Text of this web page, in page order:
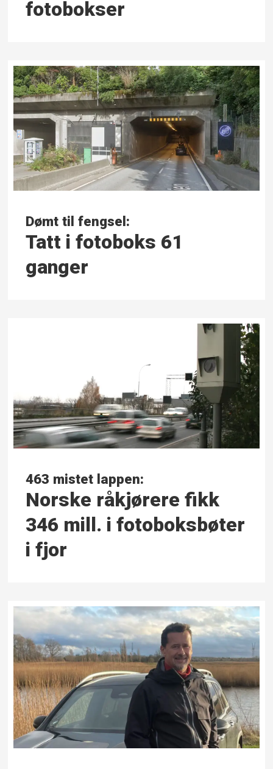
fotobokser
Dømt til fengsel:
Tatt i fotoboks 61
ganger
463 mistet lappen:
Norske råkjørere fikk
346 mill. i fotoboks­bøter
i fjor